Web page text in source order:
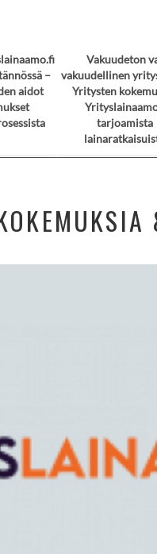
–
aidot
Vakuudeton
vakuudellinen
Yritysten
tarjoamista